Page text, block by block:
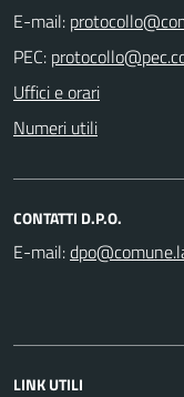
E-mail:
PEC:
Uffici e orari
Numeri utili
CONTATTI D.P.O.
E-mail:
LINK UTILI